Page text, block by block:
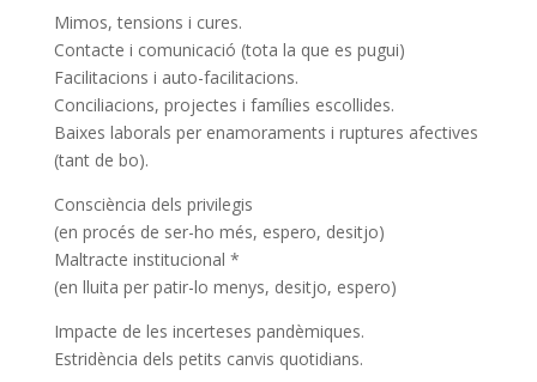
Mimos, tensions i cures.
Contacte i comunicació (tota la que es pugui)
Facilitacions i auto-facilitacions.
Conciliacions, projectes i famílies escollides.
Baixes laborals per enamoraments i ruptures afectives
(tant de bo).
Consciència dels privilegis
(en procés de ser-ho més, espero, desitjo)
Maltracte institucional *
(en lluita per patir-lo menys, desitjo, espero)
Impacte de les incerteses pandèmiques.
Estridència dels petits canvis quotidians.